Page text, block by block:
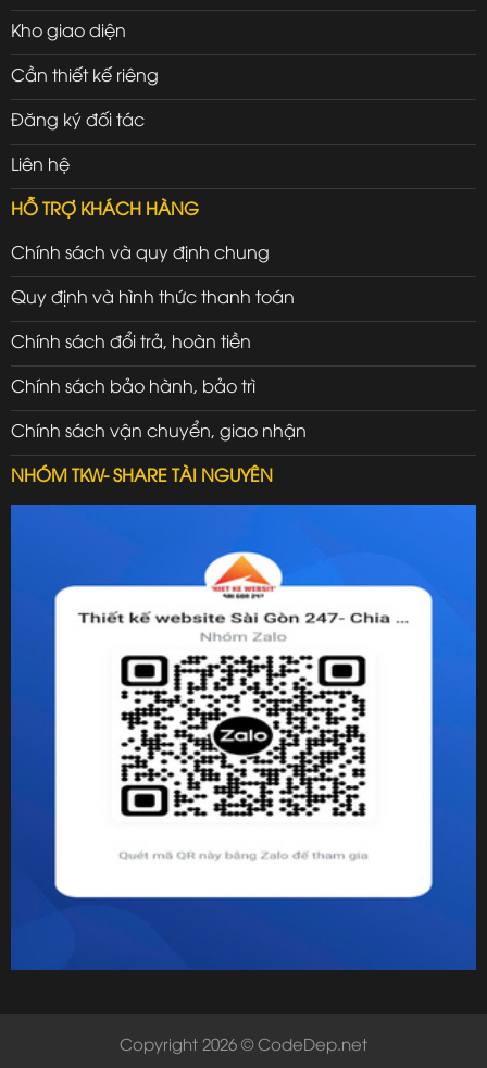
Kho giao diện
Cần thiết kế riêng
Đăng ký đối tác
Liên hệ
HỖ TRỢ KHÁCH HÀNG
Chính sách và quy định chung
Quy định và hình thức thanh toán
Chính sách đổi trả, hoàn tiền
Chính sách bảo hành, bảo trì
Chính sách vận chuyển, giao nhận
NHÓM TKW- SHARE TÀI NGUYÊN
Copyright 2026 © CodeDep.net